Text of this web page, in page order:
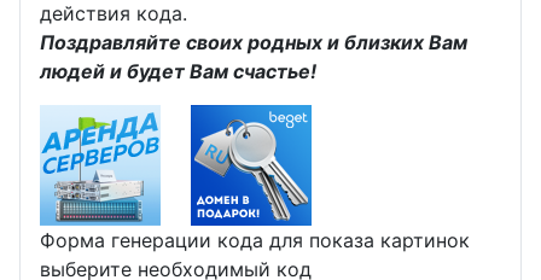
действия кода.
Поздравляйте своих родных и близких Вам
людей и будет Вам счастье!
Форма генерации кода для показа картинок
выберите необходимый код